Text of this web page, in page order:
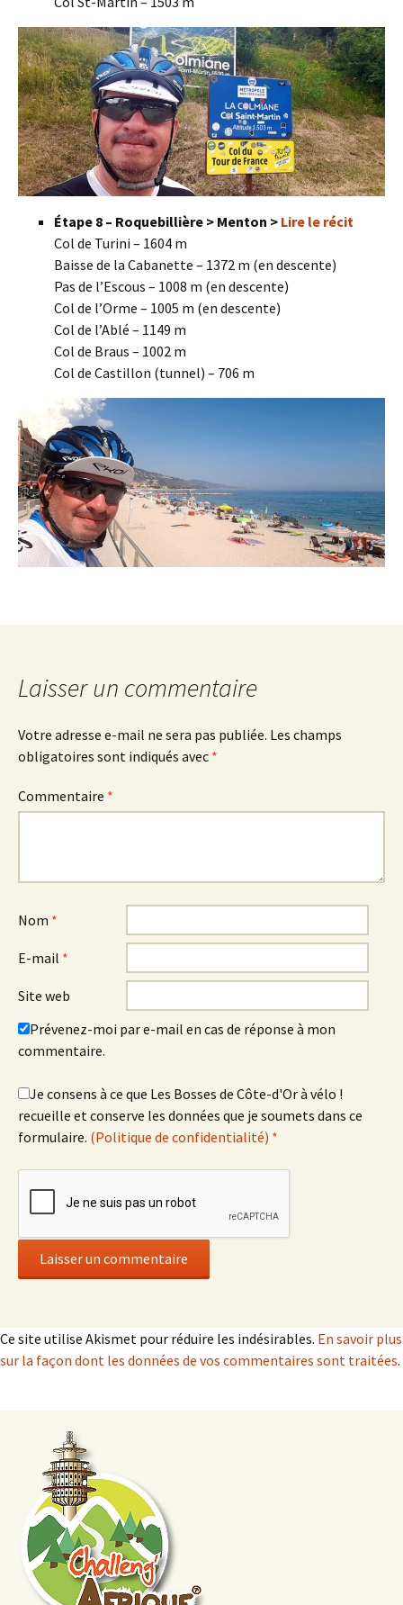
Étape 8 – Roquebillière > Menton > Lire le récit
Col de Turini – 1604 m
Baisse de la Cabanette – 1372 m (en descente)
Pas de l’Escous – 1008 m (en descente)
Col de l’Orme – 1005 m (en descente)
Col de l’Ablé – 1149 m
Col de Braus – 1002 m
Col de Castillon (tunnel) – 706 m
Laisser un commentaire
Votre adresse e-mail ne sera pas publiée. Les champs
obligatoires sont indiqués avec *
Commentaire *
Nom *
E-mail *
Site web
Prévenez-moi par e-mail en cas de réponse à mon
commentaire.
Je consens à ce que Les Bosses de Côte-d'Or à vélo !
recueille et conserve les données que je soumets dans ce
formulaire. (Politique de confidentialité) *
Ce site utilise Akismet pour réduire les indésirables. En savoir plus
sur la façon dont les données de vos commentaires sont traitées.